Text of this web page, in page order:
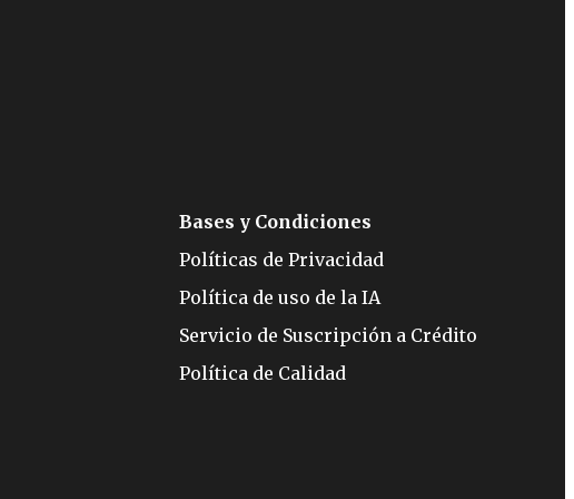
Bases y Condiciones
Políticas de Privacidad
Política de uso de la IA
Servicio de Suscripción a Crédito
Política de Calidad